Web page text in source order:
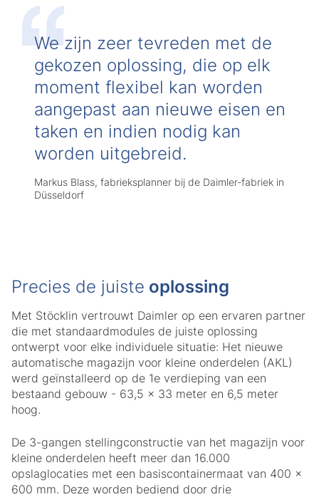
We zijn zeer tevreden met de
gekozen oplossing, die op elk
moment flexibel kan worden
aangepast aan nieuwe eisen en
taken en indien nodig kan
worden uitgebreid.
Markus Blass, fabrieksplanner bij de Daimler-fabriek in
Düsseldorf
Precies de juiste oplossing
Met Stöcklin vertrouwt Daimler op een ervaren partner
die met standaardmodules de juiste oplossing
ontwerpt voor elke individuele situatie: Het nieuwe
automatische magazijn voor kleine onderdelen (AKL)
werd geïnstalleerd op de 1e verdieping van een
bestaand gebouw - 63,5 x 33 meter en 6,5 meter
hoog.
De 3-gangen stellingconstructie van het magazijn voor
kleine onderdelen heeft meer dan 16.000
opslaglocaties met een basiscontainermaat van 400 x
600 mm. Deze worden bediend door drie